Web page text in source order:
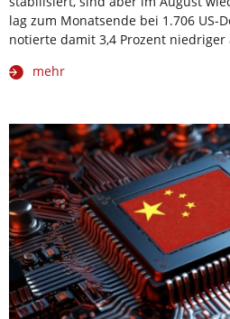
lag zum Monatsende bei 1.706 US-
notierte damit 3,4 Prozent
mehr